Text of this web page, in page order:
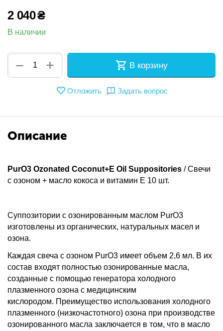
2 040₴
В наличии
+
− В корзину
Отложить Задать вопрос
Описание
PurO3 Ozonated Coconut+E Oil Suppositories / Свечи
с озоном + масло кокоса и витамин Е 10 шт.
Суппозитории с озонированным маслом PurO3
изготовлены из органических, натуральных масел и
озона.
Каждая свеча с озоном PurO3 имеет объем 2,6 мл. В их
состав входят полностью озонированные масла,
созданные с помощью генератора холодного
плазменного озона с медицинским
кислородом. Преимущество использования холодного
плазменного (низкочастотного) озона при производстве
озонированного масла заключается в том, что в масло